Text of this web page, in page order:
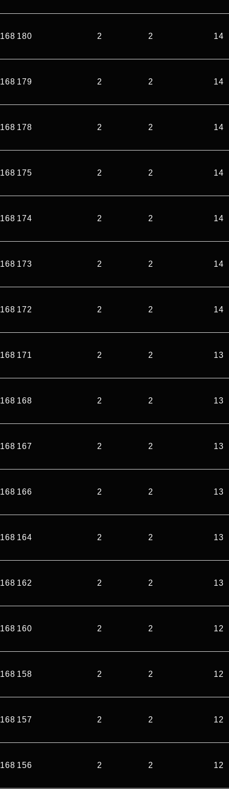
168 180 2 2 14
168 179 2 2 14
168 178 2 2 14
168 175 2 2 14
168 174 2 2 14
168 173 2 2 14
168 172 2 2 14
168 171 2 2 13
168 168 2 2 13
168 167 2 2 13
168 166 2 2 13
168 164 2 2 13
168 162 2 2 13
168 160 2 2 12
168 158 2 2 12
168 157 2 2 12
168 156 2 2 12